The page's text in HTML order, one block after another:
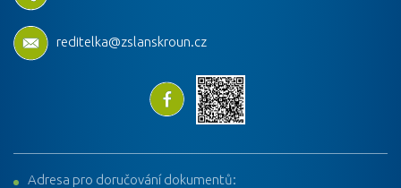
reditelka@zslanskroun.cz
Adresa pro doručování dokumentů: